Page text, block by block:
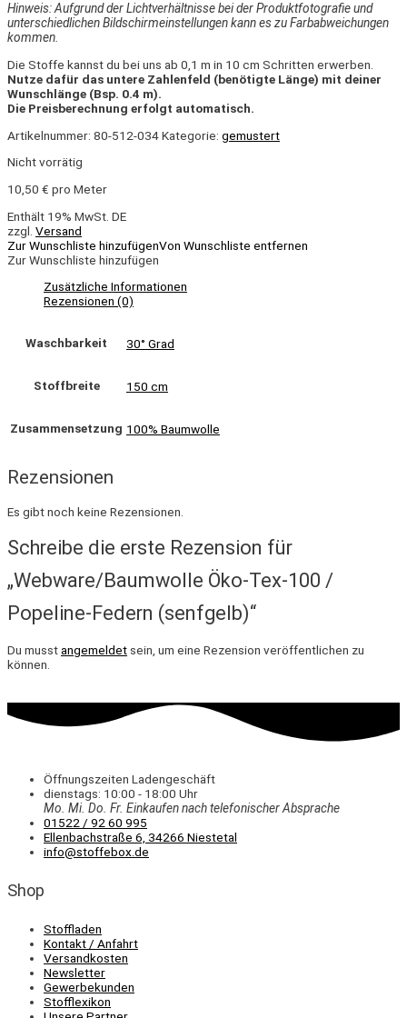
Hinweis: Aufgrund der Lichtverhältnisse bei der Produktfotografie und
unterschiedlichen Bildschirmeinstellungen kann es zu Farbabweichungen
kommen.
Die Stoffe kannst du bei uns ab 0,1 m in 10 cm Schritten erwerben.
Nutze dafür das untere Zahlenfeld (benötigte Länge) mit deiner
Wunschlänge (Bsp. 0.4 m).
Die Preisberechnung erfolgt automatisch.
Artikelnummer: 80-512-034Kategorie: gemustert
Nicht vorrätig
10,50 € pro Meter
Enthält 19% MwSt. DE
zzgl. Versand
Zur Wunschliste hinzufügenVon Wunschliste entfernen
Zur Wunschliste hinzufügen
Zusätzliche Informationen
Rezensionen (0)
Waschbarkeit 30° Grad
Stoffbreite 150 cm
Zusammensetzung 100% Baumwolle
Rezensionen
Es gibt noch keine Rezensionen.
Schreibe die erste Rezension für
„Webware/Baumwolle Öko-Tex-100 /
Popeline-Federn (senfgelb)“
Du musstangemeldet sein, um eine Rezension veröffentlichen zu
können.
Öffnungszeiten Ladengeschäft
dienstags: 10:00 - 18:00 Uhr
Mo. Mi. Do. Fr. Einkaufennach telefonischer Absprache
01522 / 92 60 995
Ellenbachstraße 6, 34266 Niestetal
info@stoffebox.de
Shop
Stoffladen
Kontakt / Anfahrt
Versandkosten
Newsletter
Gewerbekunden
Stofflexikon